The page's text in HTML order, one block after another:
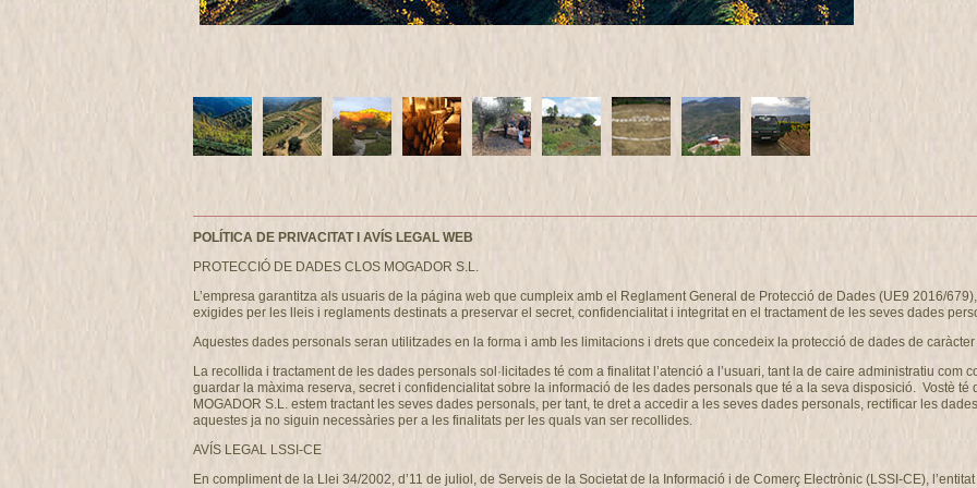
POLÍTICA DE PRIVACITAT I AVÍS LEGAL WEB
PROTECCIÓ DE DADES CLOS MOGADOR S.L.
L’empresa garantitza als usuaris de la página web que cumpleix amb el Reglament General de Protecció de Dades (UE9 2016/
exigides per les lleis i reglaments destinats a preservar el secret, confidencialitat i integritat en el tractament de les seves dades
Aquestes dades personals seran utilitzades en la forma i amb les limitacions i drets que concedeix la protecció de dades de
La recollida i tractament de les dades personals sol·licitades té com a finalitat l’atenció a l’usuari, tant la de caire administratiu com
guardar la màxima reserva, secret i confidencialitat sobre la informació de les dades personals que té a la seva disposició. Vostè té
MOGADOR S.L. estem tractant les seves dades personals, per tant, te dret a accedir a les seves dades personals, rectificar les
aquestes ja no siguin necessàries per a les finalitats per les quals van ser recollides.
AVÍS LEGAL LSSI-CE
En compliment de la Llei 34/2002, d’11 de juliol, de Serveis de la Societat de la Informació i de Comerç Electrònic (LSSI-CE),